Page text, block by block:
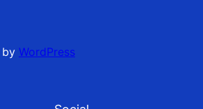
by WordPress